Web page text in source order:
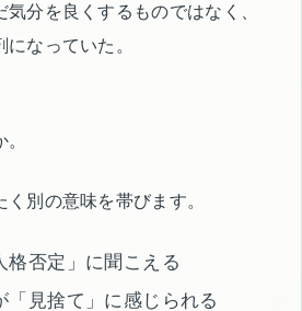
分を良くするものではなく、
なっていた。
別の意味を帯びます。
格否定」に聞こえる
「見捨て」に感じられる